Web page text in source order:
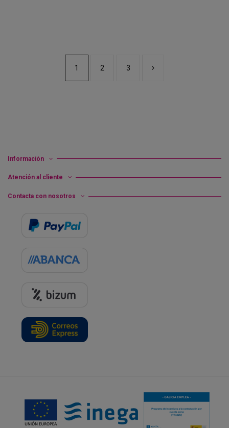
1 2 3
Información
Atención al cliente
Contacta con nosotros